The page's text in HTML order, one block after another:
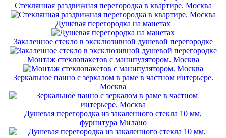
Стеклянная раздвижная перегородка в квартире. Москва
Душевая перегородка на манетах
Закаленное стекло в эксклюзивной душевой перегородке
Монтаж стеклопакетов с манипулятором. Москва
Зеркальное панно с зеркалом в раме в частном интерьере.
Москва
Душевая перегородка из закаленного стекла 10 мм,
фурнитура Милано